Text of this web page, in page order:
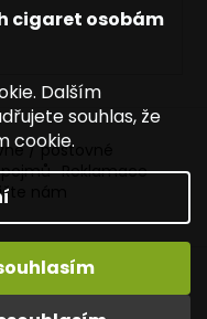
cigaret osobám
Dalším
souhlas, že
cookie.
to nejlepší ze světa
/ poštovné
Reklamace
nám
na e-cigarety.